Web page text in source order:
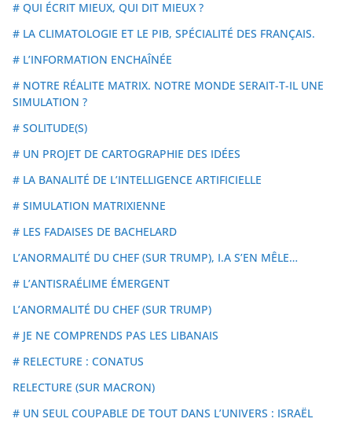
# QUI ÉCRIT MIEUX, QUI DIT MIEUX ?
# LA CLIMATOLOGIE ET LE PIB, SPÉCIALITÉ DES FRANÇAIS.
# L’INFORMATION ENCHAÎNÉE
# NOTRE RÉALITE MATRIX. NOTRE MONDE SERAIT-T-IL UNE
SIMULATION ?
# SOLITUDE(S)
# UN PROJET DE CARTOGRAPHIE DES IDÉES
# LA BANALITÉ DE L’INTELLIGENCE ARTIFICIELLE
# SIMULATION MATRIXIENNE
# LES FADAISES DE BACHELARD
L’ANORMALITÉ DU CHEF (SUR TRUMP), I.A S’EN MÊLE…
# L’ANTISRAÉLIME ÉMERGENT
L’ANORMALITÉ DU CHEF (SUR TRUMP)
# JE NE COMPRENDS PAS LES LIBANAIS
# RELECTURE : CONATUS
RELECTURE (SUR MACRON)
# UN SEUL COUPABLE DE TOUT DANS L’UNIVERS : ISRAËL